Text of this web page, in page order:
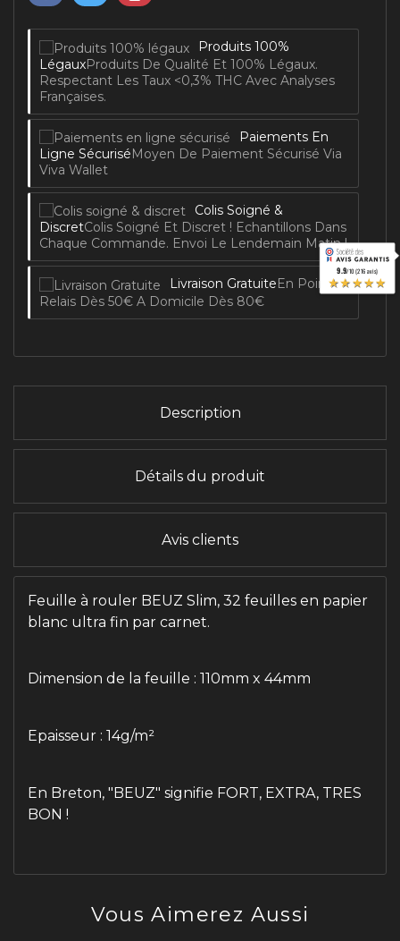
Produits 100%
LégauxProduits De Qualité Et 100% Légaux.
Respectant Les Taux <0,3% THC Avec Analyses
Françaises.
Paiements En
Ligne SécuriséMoyen De Paiement Sécurisé Via
Viva Wallet
Colis Soigné &
DiscretColis Soigné Et Discret ! Echantillons Dans
Chaque Commande. Envoi Le Lendemain Matin !
Livraison Gratuite En Point
Relais Dès 50€ A Domicile Dès 80€
Description
Détails du produit
Avis clients
Feuille à rouler BEUZ Slim, 32 feuilles en papier
blanc ultra fin par carnet.
Dimension de la feuille : 110mm x 44mm
Epaisseur : 14g/m²
En Breton, "BEUZ" signifie FORT, EXTRA, TRES
BON !
Vous Aimerez Aussi
9.9/10 (216 avis)
★★★★★